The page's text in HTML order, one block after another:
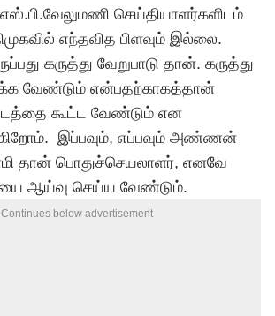
செய்தியாளர்களிடம்
எந்தவித பிளவும் இல்லை.
கருத்து வேறுபாடு தான். கருத்து
வேண்டும் என்பதற்காகத்தான்
கூட்ட வேண்டும் என
இப்பவும், எப்பவும் அண்ணன்
தான் பொதுச்செயலாளர், எனவே
ஆய்வு செய்ய வேண்டும்.
Continues below advertisement